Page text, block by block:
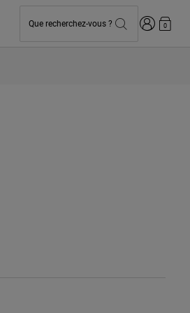
Que recherchez-vous ? Connexion
0